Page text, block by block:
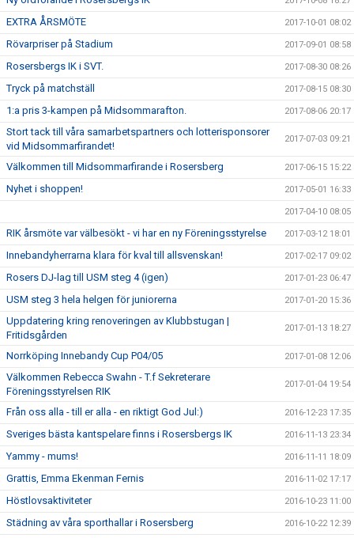
EXTRA ÅRSMÖTE 2017-10-01 08:02
Rövarpriser på Stadium 2017-09-01 08:58
Rosersbergs IK i SVT. 2017-08-30 08:26
Tryck på matchställ 2017-08-15 08:30
1:a pris 3-kampen på Midsommarafton. 2017-08-06 20:17
Stort tack till våra samarbetspartners och lotterisponsorer
vid Midsommarfirandet!
2017-07-03 09:21
Välkommen till Midsommarfirande i Rosersberg 2017-06-15 15:22
Nyhet i shoppen! 2017-05-01 16:33
2017-04-10 08:05
RIK årsmöte var välbesökt - vi har en ny Föreningsstyrelse 2017-03-12 18:01
Innebandyherrarna klara för kval till allsvenskan! 2017-02-17 09:02
Rosers DJ-lag till USM steg 4 (igen) 2017-01-23 06:47
USM steg 3 hela helgen för juniorerna 2017-01-20 15:36
Uppdatering kring renoveringen av Klubbstugan |
Fritidsgården
2017-01-13 18:27
Norrköping Innebandy Cup P04/05 2017-01-08 12:06
Välkommen Rebecca Swahn - T.f Sekreterare
Föreningsstyrelsen RIK
2017-01-04 19:54
Från oss alla - till er alla - en riktigt God Jul:) 2016-12-23 17:35
Sveriges bästa kantspelare finns i Rosersbergs IK 2016-11-13 23:34
Yammy - mums! 2016-11-11 18:09
Grattis, Emma Ekenman Fernis 2016-11-02 17:17
Höstlovsaktiviteter 2016-10-23 11:00
Städning av våra sporthallar i Rosersberg 2016-10-22 12:39